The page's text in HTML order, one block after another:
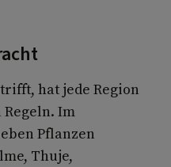
hat jede Region
Im
Pflanzen
Thuje,